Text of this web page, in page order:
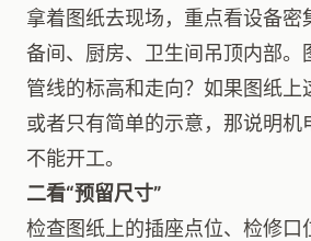
拿着图纸去现场，重点看设备密
备间、厨房、卫生间吊顶内部。
管线的标高和走向？如果图纸上
或者只有简单的示意，那说明机
不能开工。
二看“预留尺寸”
检查图纸上的插座点位、检修口